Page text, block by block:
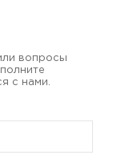
вопросы
с нами.